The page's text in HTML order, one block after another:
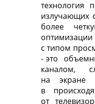
технология
излучающих
более
оптимизации
с типом
- это
каналом,
на экране
в
от